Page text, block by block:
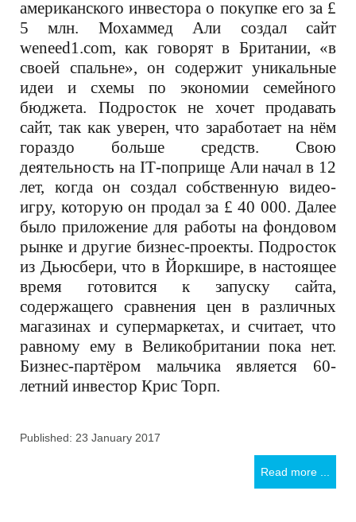
американского инвестора о покупке его за £
5 млн. Мохаммед Али создал сайт
weneed1.com, как говорят в Британии, «в
своей спальне», он содержит уникальные
идеи и схемы по экономии семейного
бюджета. Подросток не хочет продавать
сайт, так как уверен, что заработает на нём
гораздо больше средств. Свою
деятельность на IT-поприще Али начал в 12
лет, когда он создал собственную видео-
игру, которую он продал за £ 40 000. Далее
было приложение для работы на фондовом
рынке и другие бизнес-проекты. Подросток
из Дьюсбери, что в Йоркшире, в настоящее
время готовится к запуску сайта,
содержащего сравнения цен в различных
магазинах и супермаркетах, и считает, что
равному ему в Великобритании пока нет.
Бизнес-партёром мальчика является 60-
летний инвестор Крис Торп.
Published: 23 January 2017
Read more ...